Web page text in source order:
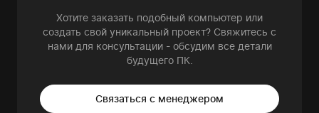
Хотите заказать подобный компьютер или
создать свой уникальный проект? Свяжитесь с
нами для консультации - обсудим все детали
будущего ПК.
Связаться с менеджером